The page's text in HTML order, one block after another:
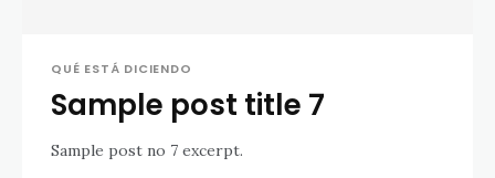
QUÉ ESTÁ DICIENDO
Sample post title 7
Sample post no 7 excerpt.